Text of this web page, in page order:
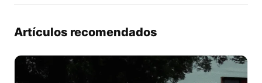
Artículos recomendados